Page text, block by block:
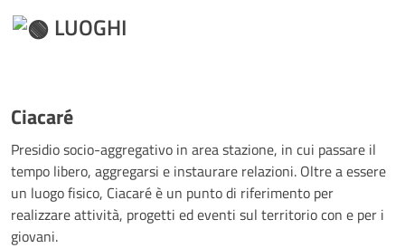
LUOGHI
Ciacaré
Presidio socio-aggregativo in area stazione, in cui passare il
tempo libero, aggregarsi e instaurare relazioni. Oltre a essere
un luogo fisico, Ciacaré è un punto di riferimento per
realizzare attività, progetti ed eventi sul territorio con e per i
giovani.